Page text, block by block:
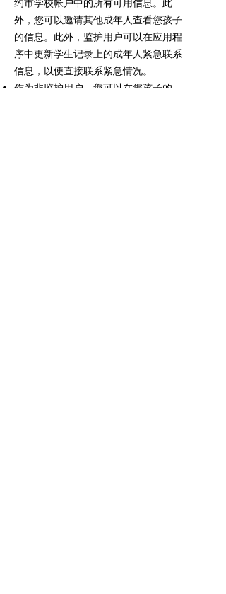
约市学校帐户中的所有可用信息。此
外，您可以邀请其他成年人查看您孩子
的信息。此外，监护用户可以在应用程
序中更新学生记录上的成年人紧急联系
信息，以便直接联系紧急情况。
作为非监护用户，您可以在您孩子的